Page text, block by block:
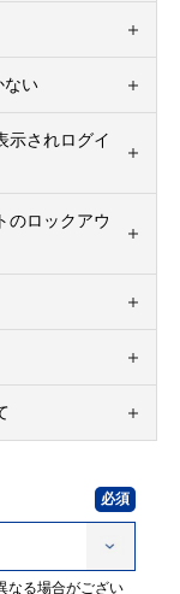
ない
示されログイ
のロックアウ
なる場合がござい